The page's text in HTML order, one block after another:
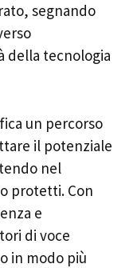
segnando
della tecnologia
un percorso
il potenziale
nel
protetti. Con
e
di voce
in modo più